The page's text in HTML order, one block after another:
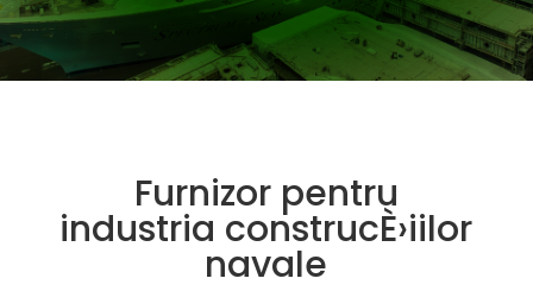
Furnizor pentru
industria construcÈ›iilor
navale